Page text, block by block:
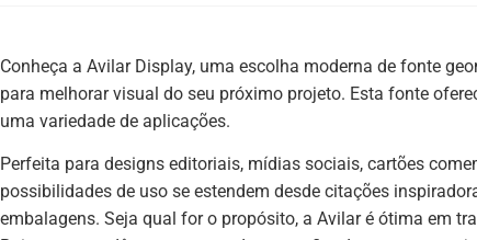
Conheça a Avilar Display, uma escolha moderna de fonte
para melhorar visual do seu próximo projeto. Esta fonte
uma variedade de aplicações.
Perfeita para designs editoriais, mídias sociais, cartões
possibilidades de uso se estendem desde citações
embalagens. Seja qual for o propósito, a Avilar é ótima em